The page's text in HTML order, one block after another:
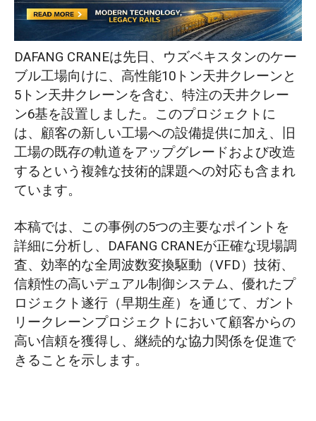
将来のパートナーシップを確保する：顧
客満足度の究極の証
DAFANG CRANEは先日、ウズベキスタンのケー
ブル工場向けに、高性能10トン天井クレーンと
5トン天井クレーンを含む、特注の天井クレー
ン6基を設置しました。このプロジェクトに
は、顧客の新しい工場への設備提供に加え、旧
工場の既存の軌道をアップグレードおよび改造
するという複雑な技術的課題への対応も含まれ
ています。
本稿では、この事例の5つの主要なポイントを
詳細に分析し、DAFANG CRANEが正確な現場調
査、効率的な全周波数変換駆動（VFD）技術、
信頼性の高いデュアル制御システム、優れたプ
ロジェクト遂行（早期生産）を通じて、ガント
リークレーンプロジェクトにおいて顧客からの
高い信頼を獲得し、継続的な協力関係を促進で
きることを示します。